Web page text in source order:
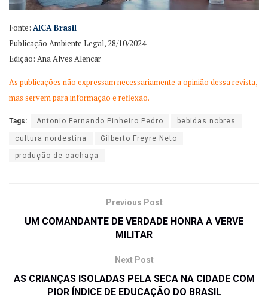
Fonte: AICA Brasil
Publicação Ambiente Legal, 28/10/2024
Edição: Ana Alves Alencar
As publicações não expressam necessariamente a opinião dessa revista,
mas servem para informação e reflexão.
Tags: Antonio Fernando Pinheiro Pedro bebidas nobres
cultura nordestina Gilberto Freyre Neto
produção de cachaça
Previous Post
UM COMANDANTE DE VERDADE HONRA A VERVE
MILITAR
Next Post
AS CRIANÇAS ISOLADAS PELA SECA NA CIDADE COM
PIOR ÍNDICE DE EDUCAÇÃO DO BRASIL